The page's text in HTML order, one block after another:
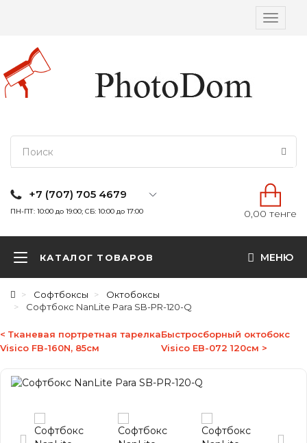
Вкл/
+7 (707) 705 4679
ПН-ПТ: 10:00 до 19:00; СБ: 10:00 до 17:00 0,00 тенге
КАТАЛОГ ТОВАРОВ МЕНЮ
Софтбоксы
Октобоксы
Софтбокс NanLite Para SB-PR-120-Q
< Тканевая портретная тарелка
Visico FB-160N, 85см
Быстросборный октобокс
Visico EB-072 120см >